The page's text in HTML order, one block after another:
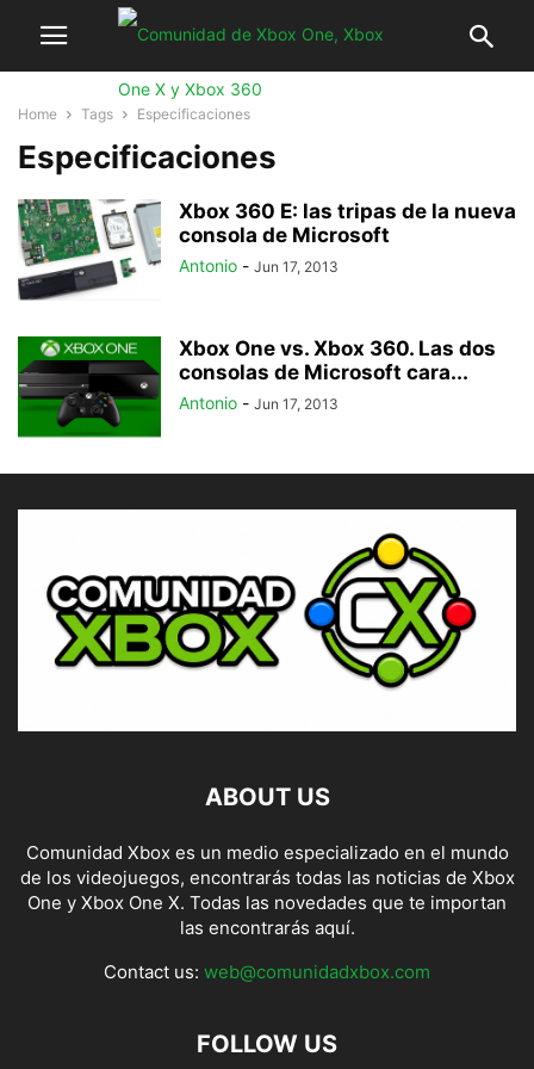
Home Tags Especificaciones
Especificaciones
Xbox 360 E: las tripas de la nueva
consola de Microsoft
Antonio - Jun 17, 2013
Xbox One vs. Xbox 360. Las dos
consolas de Microsoft cara...
Antonio - Jun 17, 2013
ABOUT US
Comunidad Xbox es un medio especializado en el mundo
de los videojuegos, encontrarás todas las noticias de Xbox
One y Xbox One X. Todas las novedades que te importan
las encontrarás aquí.
Contact us: web@comunidadxbox.com
FOLLOW US